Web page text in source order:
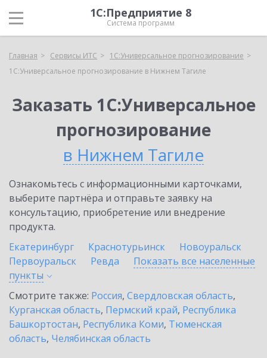
1С:Предприятие 8
Система программ
Главная Сервисы ИТС
1С:Универсальное прогнозирование
1С:Универсальное прогнозирование в Нижнем Тагиле
Заказать 1С:Универсальное
прогнозирование
в Нижнем Тагиле
Ознакомьтесь с информационными карточками,
выберите партнёра и отправьте заявку на
консультацию, приобретение или внедрение
продукта.
Екатеринбург
Краснотурьинск
Новоуральск
Первоуральск
Ревда
Показать все населенные
пункты
Смотрите также: Россия, Свердловская область,
Курганская область, Пермский край, Республика
Башкортостан, Республика Коми, Тюменская
область, Челябинская область